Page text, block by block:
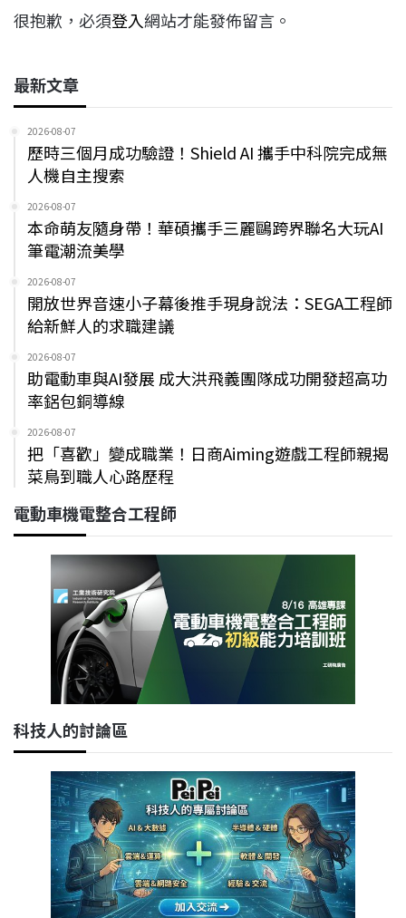
很抱歉，必須登入網站才能發佈留言。
最新文章
2026-08-07
歷時三個月成功驗證！Shield AI 攜手中科院完成無
人機自主搜索
2026-08-07
本命萌友隨身帶！華碩攜手三麗鷗跨界聯名大玩AI
筆電潮流美學
2026-08-07
開放世界音速小子幕後推手現身說法：SEGA工程師
給新鮮人的求職建議
2026-08-07
助電動車與AI發展 成大洪飛義團隊成功開發超高功
率鋁包銅導線
2026-08-07
把「喜歡」變成職業！日商Aiming遊戲工程師親揭
菜鳥到職人心路歷程
電動車機電整合工程師
科技人的討論區